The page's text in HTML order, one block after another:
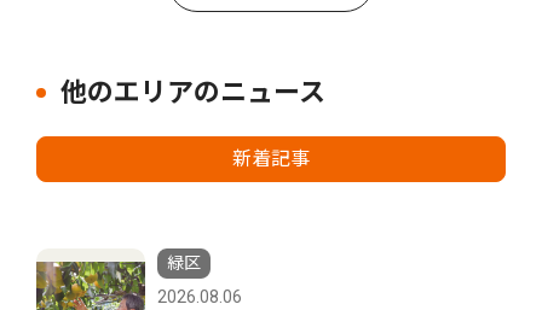
他のエリアのニュース
新着記事
緑区
2026.08.06